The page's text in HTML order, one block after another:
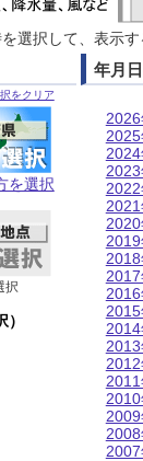
選択して、表示
をクリア
を選択
択
）
年月